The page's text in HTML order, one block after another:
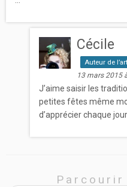
Cécile
Auteur de
13 mars 2015
J’aime saisir les
petites fêtes même
d’apprécier chaque jour.